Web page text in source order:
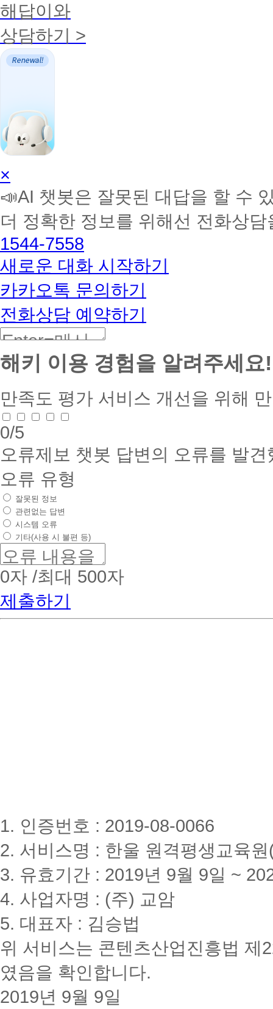
해답이와
상담하기 >
AI
학
습
토
커
BETA
×
📣AI 챗봇은 잘못된 대답을 할 수
더 정확한 정보를 위해선 전화상
1544-7558
새로운 대화 시작하기
카카오톡 문의하기
전화상담 예약하기
해키 이용 경험을 알려주세요!
만족도 평가 서비스 개선을 위해
0/5
오류제보 챗봇 답변의 오류를 발
오류 유형
잘못된 정보
관련없는 답변
시스템 오류
기타(사용 시 불편 등)
0자 /최대 500자
제출하기
1. 인증번호 : 2019-08-0066
2. 서비스명 : 한울 원격평생교육
3. 유효기간 : 2019년 9월 9일 ~
4. 사업자명 : (주) 교암
5. 대표자 : 김승법
위 서비스는 콘텐츠산업진흥법 제
였음을 확인합니다.
2019년 9월 9일